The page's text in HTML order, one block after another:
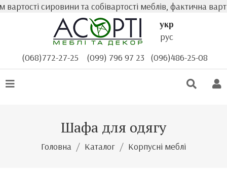
сировини та собівартості меблів, фактична
укр
рус
(068)772-27-25
(099) 796 97 23 (096)486-25-08
Шафа для одягу
Головна Каталог Корпусні меблі